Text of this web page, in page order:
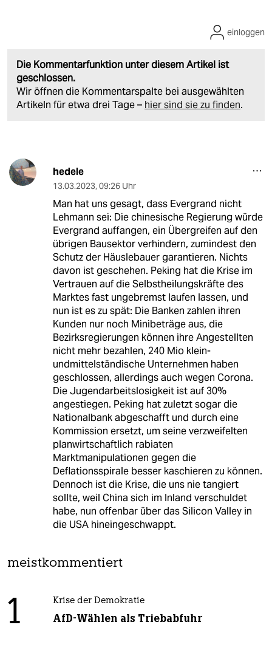
Die Kommentarfunktion unter diesem Artikel ist
geschlossen.
Wir öffnen die Kommentarspalte bei ausgewählten
Artikeln für etwa drei Tage – hier sind sie zu finden.
einloggen
hedele
13.03.2023, 09:26 Uhr
Man hat uns gesagt, dass Evergrand nicht
Lehmann sei: Die chinesische Regierung würde
Evergrand auffangen, ein Übergreifen auf den
übrigen Bausektor verhindern, zumindest den
Schutz der Häuslebauer garantieren. Nichts
davon ist geschehen. Peking hat die Krise im
Vertrauen auf die Selbstheilungskräfte des
Marktes fast ungebremst laufen lassen, und
nun ist es zu spät: Die Banken zahlen ihren
Kunden nur noch Minibeträge aus, die
Bezirksregierungen können ihre Angestellten
nicht mehr bezahlen, 240 Mio klein-
undmittelständische Unternehmen haben
geschlossen, allerdings auch wegen Corona.
Die Jugendarbeitslosigkeit ist auf 30%
angestiegen. Peking hat zuletzt sogar die
Nationalbank abgeschafft und durch eine
Kommission ersetzt, um seine verzweifelten
planwirtschaftlich rabiaten
Marktmanipulationen gegen die
Deflationsspirale besser kaschieren zu können.
Dennoch ist die Krise, die uns nie tangiert
sollte, weil China sich im Inland verschuldet
habe, nun offenbar über das Silicon Valley in
die USA hineingeschwappt.
meistkommentiert
1 Krise der Demokratie
AfD-Wählen als Triebabfuhr